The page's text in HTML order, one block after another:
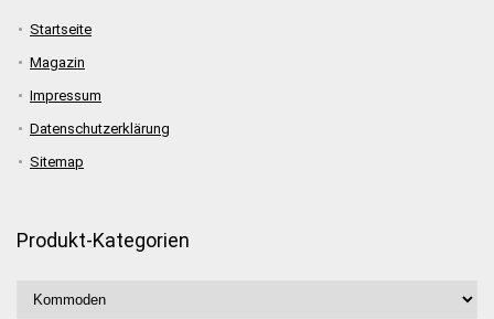
Startseite
Magazin
Impressum
Datenschutzerklärung
Sitemap
Produkt-Kategorien